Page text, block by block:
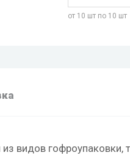
от 10 шт по 10 шт
видов гофроупаковки,